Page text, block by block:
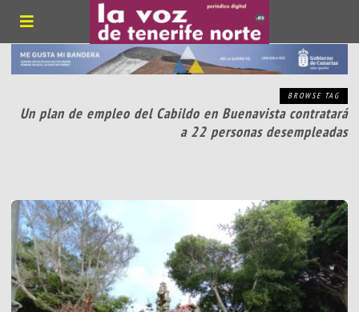
BROWSE TAG
Un plan de empleo del Cabildo en Buenavista contratará
a 22 personas desempleadas